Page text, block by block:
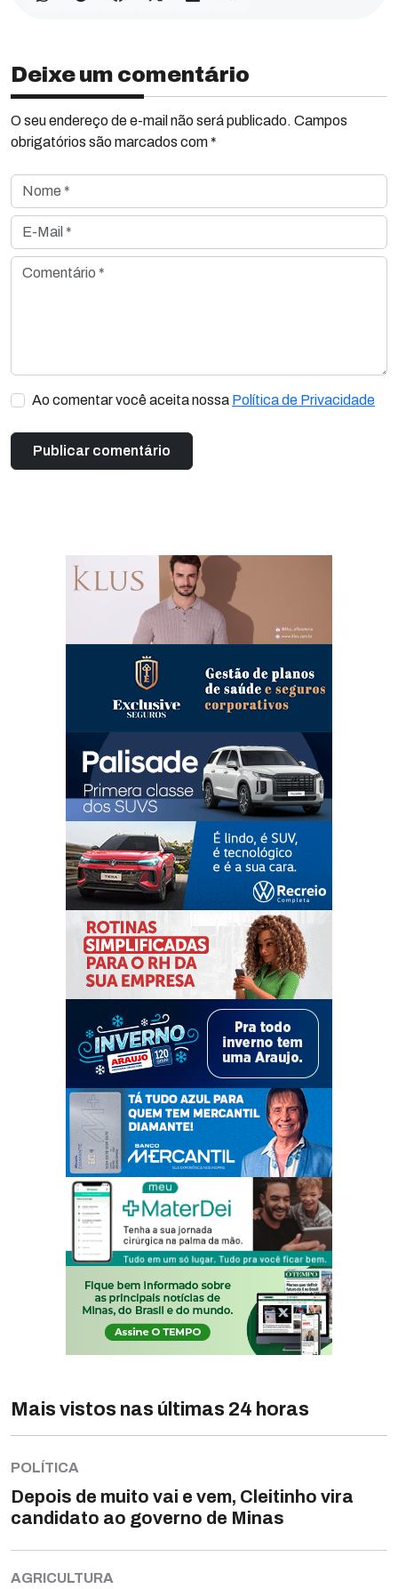
Deixe um comentário
O seu endereço de e-mail não será publicado. Campos
obrigatórios são marcados com *
Nome *
E-Mail *
Comentário *
Ao comentar você aceita nossa Política de Privacidade
Mais vistos nas últimas 24 horas
POLÍTICA
Depois de muito vai e vem, Cleitinho vira
candidato ao governo de Minas
AGRICULTURA